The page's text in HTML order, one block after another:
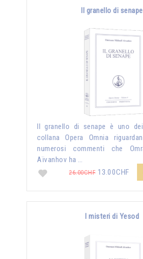
Il granello di senape
Il granello di senape è uno
collana Opera Omnia
numerosi commenti che
Aïvanhov ha …
26.00CHF 13.00CHF
I misteri di Yesod